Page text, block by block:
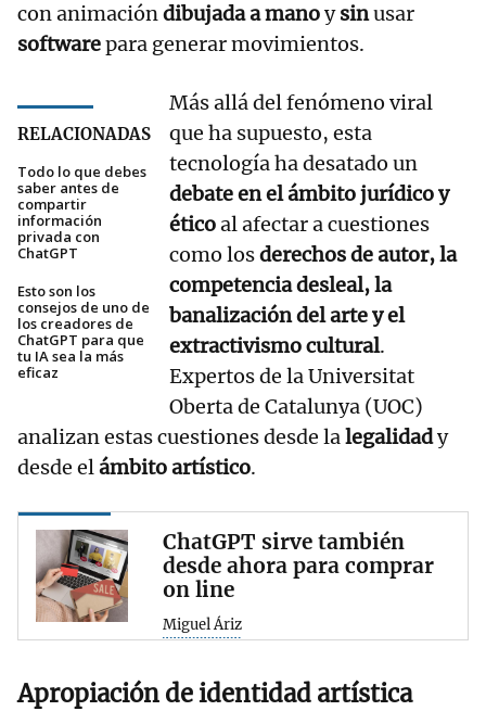
con animacióndibujada a manoysinusar
softwarepara generar movimientos.
RELACIONADAS
Todo lo que debes
saber antes de
compartir
información
privada con
ChatGPT
Esto son los
consejos de uno de
los creadores de
ChatGPT para que
tu IA sea la más
eficaz
Más allá del fenómeno viral
que ha supuesto, esta
tecnología ha desatado un
debate en el ámbito jurídico y
éticoal afectar a cuestiones
como losderechos de autor, la
competencia desleal, la
banalización del arte y el
extractivismo cultural.
Expertos de la Universitat
Oberta de Catalunya (UOC)
analizan estas cuestiones desde lalegalidady
desde elámbito artístico.
ChatGPT sirve también
desde ahora para comprar
on line
Miguel Áriz
Apropiación de identidad artística